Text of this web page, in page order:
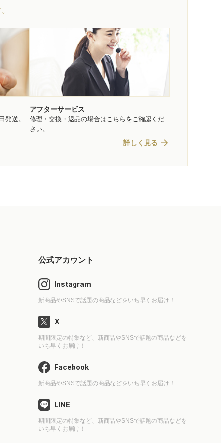
発送。
アフターサービス
修理・交換・返品の場合はこちらをご確認くだ
さい。
詳しく見る arrow_forward
公式アカウント
Instagram
新商品やSNSで話題の商品などをいち早くお届け！
X
期間限定の特集など、新商品やSNSで話題の商品などを
いち早くお届け！
Facebook
新商品やSNSで話題の商品などをいち早くお届け！
LINE
期間限定の特集など、新商品やSNSで話題の商品などを
いち早くお届け！